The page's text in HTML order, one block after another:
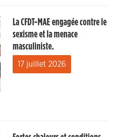
La CFDT-MAE engagée contre le
sexisme et la menace
masculiniste.
17 juillet 2026